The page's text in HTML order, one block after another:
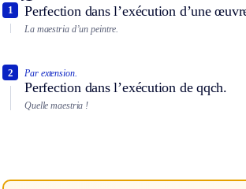
Perfection dans l’exécution d’une
1
La maestria d’un peintre.
Par extension.
Perfection dans l’exécution de qqch.
2
Quelle maestria !